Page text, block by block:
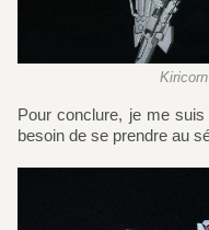
Pour conclure, je me suis bien amusé à créer ce gunpla ! Pas
besoin de se prendre au